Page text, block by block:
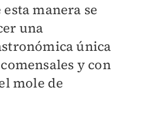
manera se
una
única
y con
mole de